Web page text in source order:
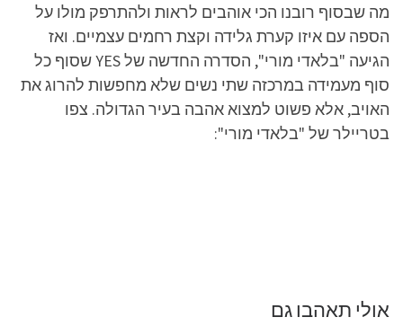
מה שבסוף רובנו הכי אוהבים לראות ולהתרפק מולו על
הספה עם איזו קערת גלידה וקצת רחמים עצמיים. ואז
הגיעה "בלאדי מורי", הסדרה החדשה של YES שסוף כל
סוף מעמידה במרכזה שתי נשים שלא מחפשות להרוג את
האויב, אלא פשוט למצוא אהבה בעיר הגדולה. צפו
בטריילר של "בלאדי מורי":
אולי תאהבו גם